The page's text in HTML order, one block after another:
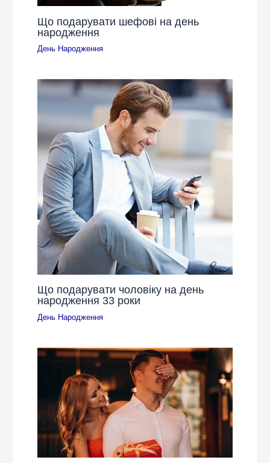
Що подарувати шефові на день
народження
День Народження
Що подарувати чоловіку на день
народження 33 роки
День Народження